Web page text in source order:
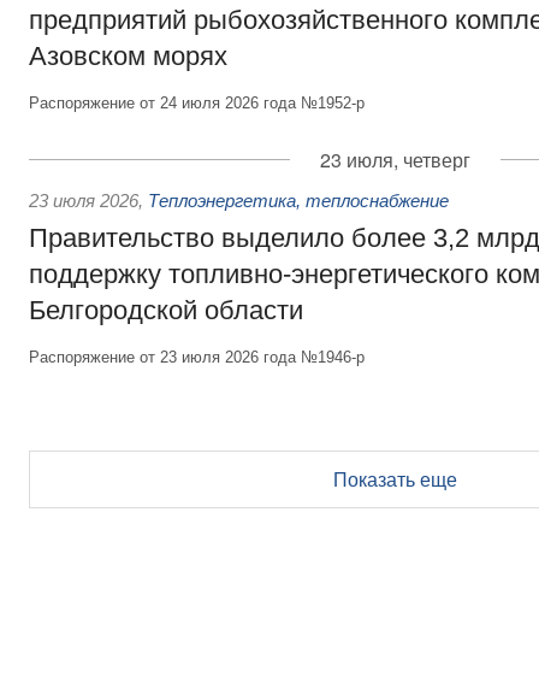
предприятий рыбохозяйственного
Азовском морях
Распоряжение от 24 июля 2026 года №1952-р
23 июля, четверг
23 июля 2026, Теплоэнергетика, теплоснабжение
Правительство выделило более 3,2
поддержку топливно-энергетического
Белгородской области
Распоряжение от 23 июля 2026 года №1946-р
Показать еще